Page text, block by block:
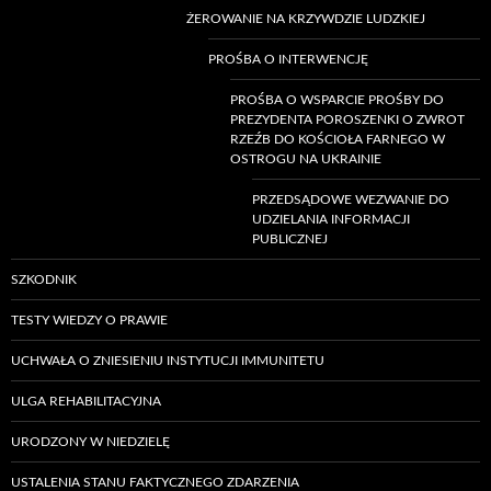
ŻEROWANIE NA KRZYWDZIE LUDZKIEJ
PROŚBA O INTERWENCJĘ
PROŚBA O WSPARCIE PROŚBY DO
PREZYDENTA POROSZENKI O ZWROT
RZEŹB DO KOŚCIOŁA FARNEGO W
OSTROGU NA UKRAINIE
PRZEDSĄDOWE WEZWANIE DO
UDZIELANIA INFORMACJI
PUBLICZNEJ
SZKODNIK
TESTY WIEDZY O PRAWIE
UCHWAŁA O ZNIESIENIU INSTYTUCJI IMMUNITETU
ULGA REHABILITACYJNA
URODZONY W NIEDZIELĘ
USTALENIA STANU FAKTYCZNEGO ZDARZENIA